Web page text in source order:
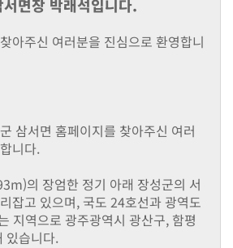
면장 박래석입니다.
아주신 여러분을 진심으로 환영합니
삼서면 홈페이지를 찾아주신 여러
니다.
의 장엄한 정기 아래 장성군의 서
잡고 있으며, 국도 24호선과 광역도
지역으로 광주광역시 광산구, 함평
있습니다.